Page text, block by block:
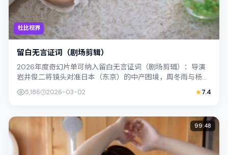
杜比视界
留白无言证词（剧场剪辑）
2026年度奇幻片单可纳入留白无言证词（剧场剪辑）：导演
岩井俊二将镜头对准日本（东京）的中产困境，周冬雨与杨紫
琼演绎兄妹般羁绊，文本层面兼顾悬疑...
5,186 2026-03-02 7.4
99:48